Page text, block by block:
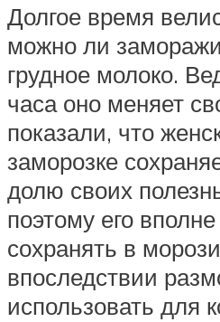
Долгое время
можно ли
грудное молоко.
часа оно меняет
показали, что
заморозке
долю своих
поэтому его
сохранять в
впоследствии
использовать для